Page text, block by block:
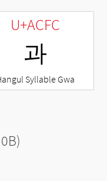
U+ACFC
과
Syllable Gwa